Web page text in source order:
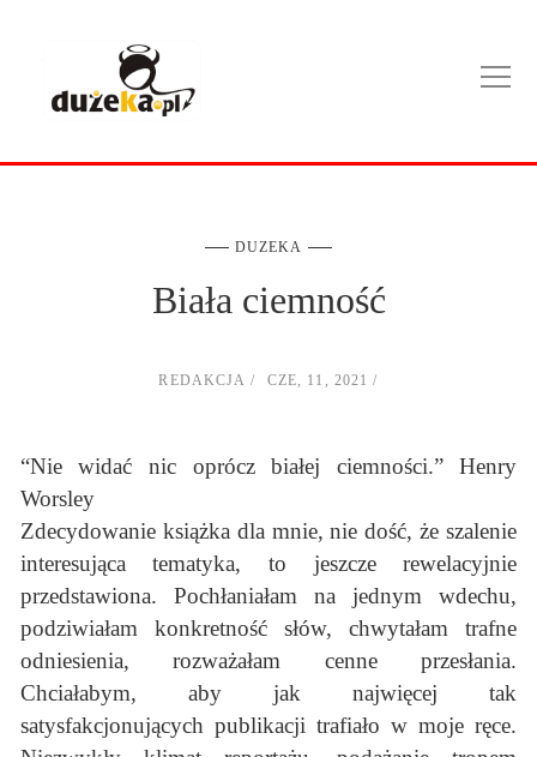
DUZEKA
Biała ciemność
REDAKCJA CZE, 11, 2021
“Nie widać nic oprócz białej ciemności.” Henry
Worsley
Zdecydowanie książka dla mnie, nie dość, że szalenie
interesująca tematyka, to jeszcze rewelacyjnie
przedstawiona. Pochłaniałam na jednym wdechu,
podziwiałam konkretność słów, chwytałam trafne
odniesienia, rozważałam cenne przesłania.
Chciałabym, aby jak najwięcej tak
satysfakcjonujących publikacji trafiało w moje ręce.